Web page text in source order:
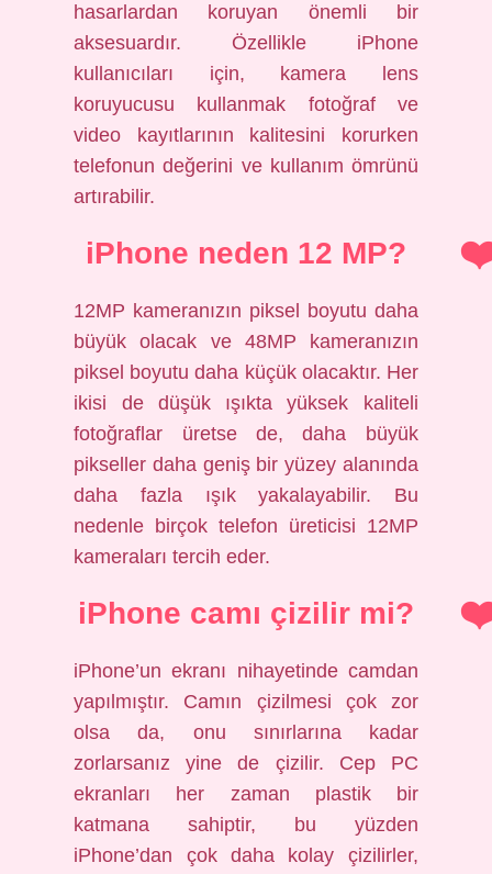
hasarlardan koruyan önemli bir
aksesuardır. Özellikle iPhone
kullanıcıları için, kamera lens
koruyucusu kullanmak fotoğraf ve
video kayıtlarının kalitesini korurken
telefonun değerini ve kullanım ömrünü
artırabilir.
iPhone neden 12 MP?
12MP kameranızın piksel boyutu daha
büyük olacak ve 48MP kameranızın
piksel boyutu daha küçük olacaktır. Her
ikisi de düşük ışıkta yüksek kaliteli
fotoğraflar üretse de, daha büyük
pikseller daha geniş bir yüzey alanında
daha fazla ışık yakalayabilir. Bu
nedenle birçok telefon üreticisi 12MP
kameraları tercih eder.
iPhone camı çizilir mi?
iPhone’un ekranı nihayetinde camdan
yapılmıştır. Camın çizilmesi çok zor
olsa da, onu sınırlarına kadar
zorlarsanız yine de çizilir. Cep PC
ekranları her zaman plastik bir
katmana sahiptir, bu yüzden
iPhone’dan çok daha kolay çizilirler,